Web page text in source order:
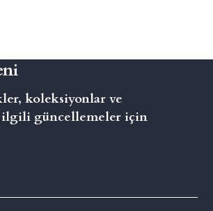
koleksiyonlar ve
ilgili güncellemeler için